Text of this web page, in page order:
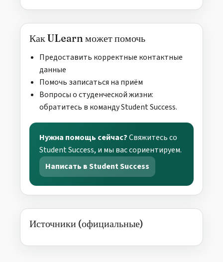
Как ULearn может помочь
Предоставить корректные контактные
данные
Помочь записаться на приём
Вопросы о студенческой жизни:
обратитесь в команду Student Success.
Нужна помощь сейчас?Свяжитесь со
Student Success, и мы вас сориентируем.
Написать в Student Success
Источники (официальные)